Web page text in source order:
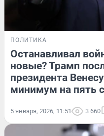
ПОЛИТИКА
Останавливал
новые? Трамп
президента
минимум на пять
5 января, 2026, 11:51 3 660